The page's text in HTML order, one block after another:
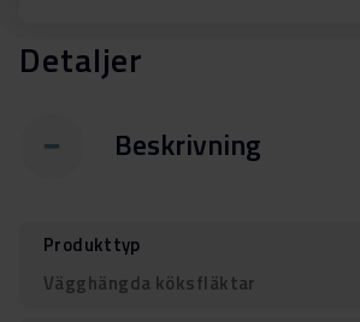
Detaljer
Beskrivning
Produkttyp
Vägghängda köksfläktar